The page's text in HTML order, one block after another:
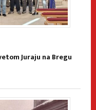
Juraju na Bregu